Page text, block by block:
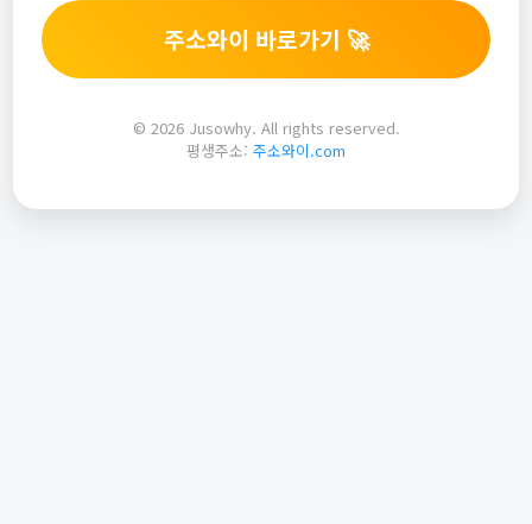
주소와이 바로가기 🚀
© 2026 Jusowhy. All rights reserved.
평생주소: 주소와이.com